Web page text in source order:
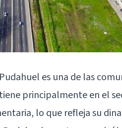
es una de las
principalmente en el
lo que refleja su